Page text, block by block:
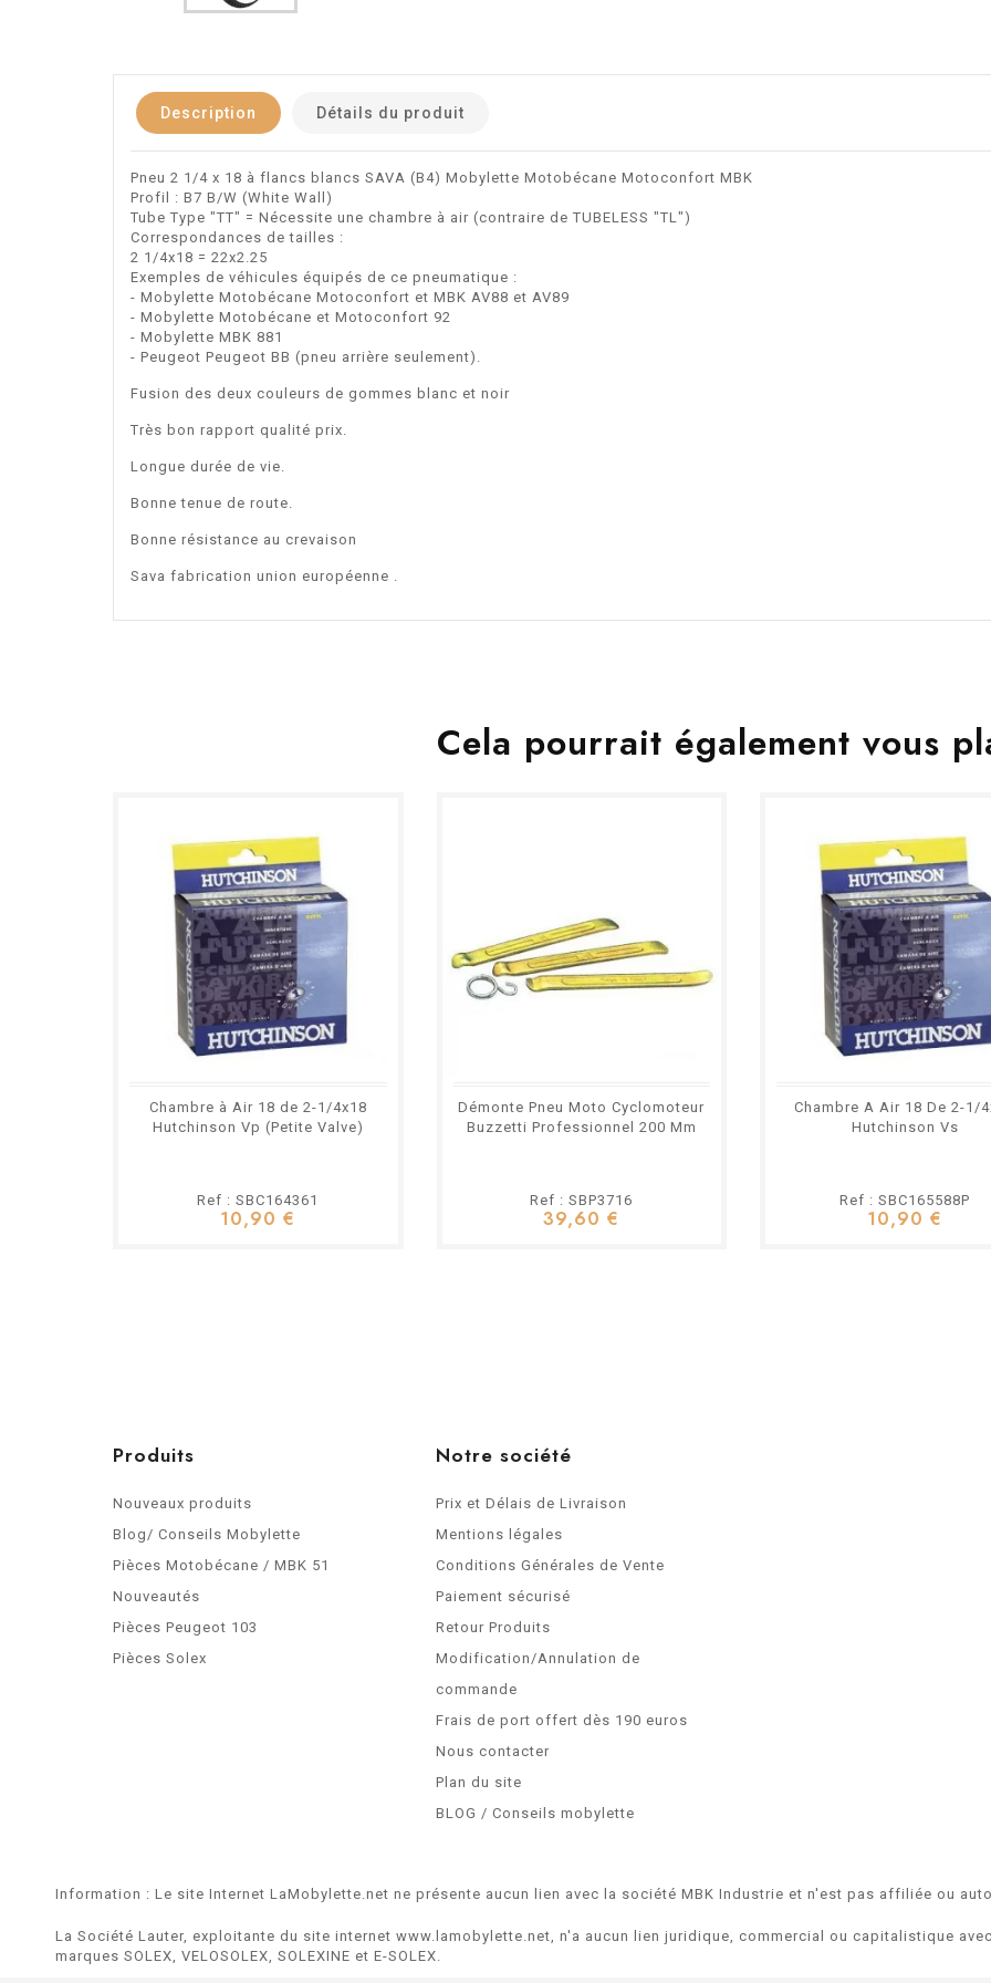
Description Détails du produit
Pneu 2 1/4 x 18 à flancs blancs SAVA (B4) Mobylette Motobécane Motoconfort MBK
Profil : B7 B/W (White Wall)
Tube Type "TT" = Nécessite une chambre à air (contraire de TUBELESS "TL")
Correspondances de tailles :
2 1/4x18 = 22x2.25
Exemples de véhicules équipés de ce pneumatique :
- Mobylette Motobécane Motoconfort et MBK AV88 et AV89
- Mobylette Motobécane et Motoconfort 92
- Mobylette MBK 881
- Peugeot Peugeot BB (pneu arrière seulement).
Fusion des deux couleurs de gommes blanc et noir
Très bon rapport qualité prix.
Longue durée de vie.
Bonne tenue de route.
Bonne résistance au crevaison
Sava fabrication union européenne .
Cela pourrait également vous
Chambre à Air 18 de 2-1/4x18
Hutchinson Vp (Petite Valve)
Ref : SBC164361
10,90 €
Démonte Pneu Moto Cyclomoteur
Buzzetti Professionnel 200 Mm
Ref : SBP3716
39,60 €
Chambre A Air 18 De 2-1/
Hutchinson Vs
Ref : SBC165588P
10,90 €
Produits
Nouveaux produits
Blog/ Conseils Mobylette
Pièces Motobécane / MBK 51
Nouveautés
Pièces Peugeot 103
Pièces Solex
Notre société
Prix et Délais de Livraison
Mentions légales
Conditions Générales de Vente
Paiement sécurisé
Retour Produits
Modification/Annulation de
commande
Frais de port offert dès 190 euros
Nous contacter
Plan du site
BLOG / Conseils mobylette
Information : Le site Internet LaMobylette.net ne présente aucun lien avec la société MBK Industrie et n'est pas affiliée ou
La Société Lauter, exploitante du site internet www.lamobylette.net, n'a aucun lien juridique, commercial ou capitalistique
marques SOLEX, VELOSOLEX, SOLEXINE et E-SOLEX.